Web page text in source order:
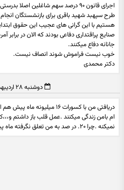
اجرای قانون ۹۰ درصد سهم شاغلین
هستیم با این گرانی های عجیب این حقوق
صنایع پراقتداری دفاعی بودند که الان در برابر
جانانه دفاع میکنند.
خوب نیست فراموش شوند انصاف نیست.
دکتر محمدی
دوشنبه ۲۸ اردیبهشت ۱۴۰۵ | ۲۰:۴۸
دریافتی من با کسورات ۱۶
ام بامن زندگی میکنند .عمل قلب باز داشتم
نمیکنه .چرا ۲۰. در صد به من تعلق نگرفته ماه پیش